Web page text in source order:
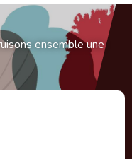
ensemble une